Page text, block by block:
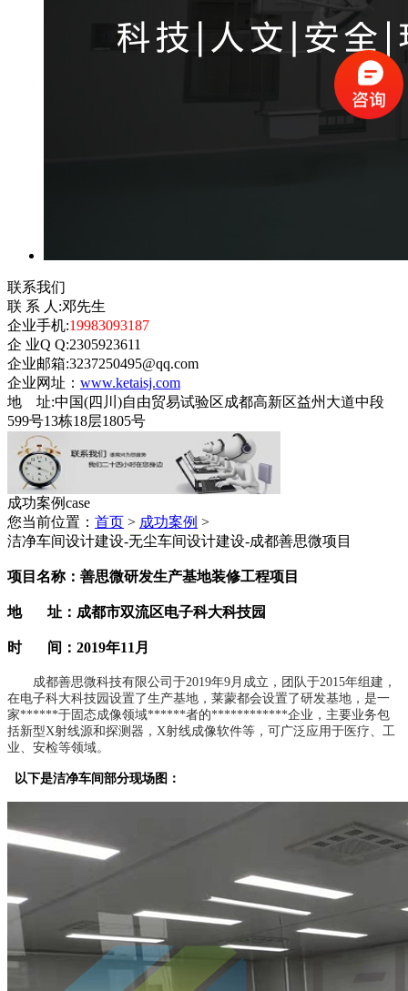
联系我们
联 系 人:邓先生
企业手机:19983093187
企 业Q Q:2305923611
企业邮箱:3237250495@qq.com
企业网址： www.ketaisj.com
地 址:中国(四川)自由贸易试验区成都高新区益州大道中段
599号13栋18层1805号
成功案例case
您当前位置： 首页 > 成功案例 >
洁净车间设计建设-无尘车间设计建设-成都善思微项目
项目名称：善思微研发生产基地装修工程项目
地 址：成都市双流区电子科大科技园
时 间：2019年11月
成都善思微科技有限公司于2019年9月成立，团队于2015年组建，
在电子科大科技园设置了生产基地，莱蒙都会设置了研发基地，是一
家******于固态成像领域******者的************企业，主要业务包
括新型X射线源和探测器，X射线成像软件等，可广泛应用于医疗、工
业、安检等领域。
以下是洁净车间部分现场图 ：